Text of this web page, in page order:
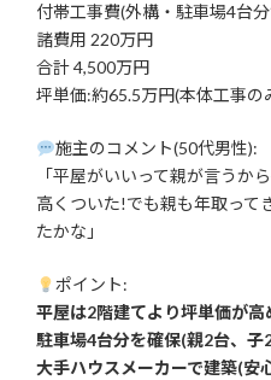
付帯工事費(外構・駐車場4台
諸費用 220万円
合計 4,500万円
坪単価:約65.5万円(本体工事の
施主のコメント(50代男性):
「平屋がいいって親が言うか
高くついた!でも親も年取って
たかな」
ポイント:
平屋は2階建てより坪単価が
駐車場4台分を確保(親2台、子
大手ハウスメーカーで建築(安